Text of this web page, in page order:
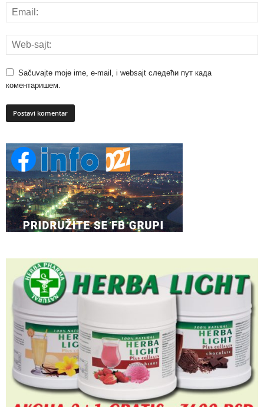
Sačuvajte moje ime, e-mail, i websajt следећи пут када
коментаришем.